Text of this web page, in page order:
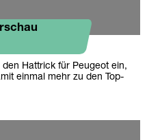
Hattrick für Peugeot ein,
einmal mehr zu den Top-